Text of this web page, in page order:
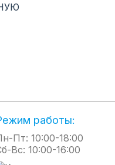
работы:
Пт: 10:00-18:00
Вс: 10:00-16:00